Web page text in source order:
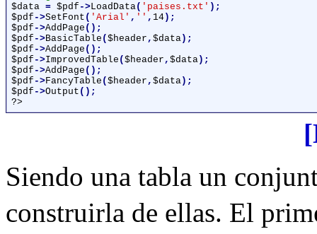
$data = $pdf ->LoadData( 'paises.txt'
$pdf ->SetFont ( 'Arial' , '' , 14
$pdf ->AddPage
$pdf ->BasicTable ( $header , $data
$pdf ->AddPage
$pdf ->ImprovedTable ( $header , $data
$pdf ->AddPage
$pdf ->FancyTable ( $header , $data
$pdf ->Output
?>
Siendo una tabla un
construirla de ellas. El